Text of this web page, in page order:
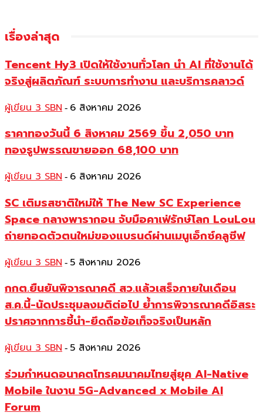
เรื่องล่าสุด
Tencent Hy3 เปิดให้ใช้งานทั่วโลก นำ AI ที่ใช้งานได้
จริงสู่ผลิตภัณฑ์ ระบบการทำงาน และบริการคลาวด์
ผู้เขียน 3 SBN - 6 สิงหาคม 2026
ราคาทองวันนี้ 6 สิงหาคม 2569 ขึ้น 2,050 บาท
ทองรูปพรรณขายออก 68,100 บาท
ผู้เขียน 3 SBN - 6 สิงหาคม 2026
SC เติมรสชาติใหม่ให้ The New SC Experience
Space กลางพารากอน จับมือคาเฟ่รักษ์โลก LouLou
ถ่ายทอดตัวตนใหม่ของแบรนด์ผ่านเมนูเอ็กซ์คลูซีฟ
ผู้เขียน 3 SBN - 5 สิงหาคม 2026
กกต.ยืนยันพิจารณาคดี สว.แล้วเสร็จภายในเดือน
ส.ค.นี้-นัดประชุมลงมติต่อไป ย้ำการพิจารณาคดีอิสระ
ปราศจากการชี้นำ-ยึดถือข้อเท็จจริงเป็นหลัก
ผู้เขียน 3 SBN - 5 สิงหาคม 2026
ร่วมกำหนดอนาคตโทรคมนาคมไทยสู่ยุค AI-Native
Mobile ในงาน 5G-Advanced x Mobile AI
Forum